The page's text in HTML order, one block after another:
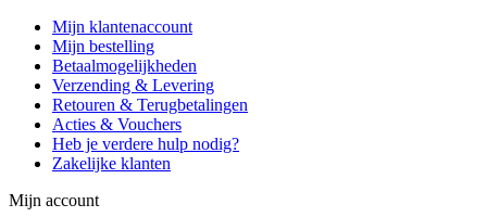
Mijn klantenaccount
Mijn bestelling
Betaalmogelijkheden
Verzending & Levering
Retouren & Terugbetalingen
Acties & Vouchers
Heb je verdere hulp nodig?
Zakelijke klanten
Mijn account